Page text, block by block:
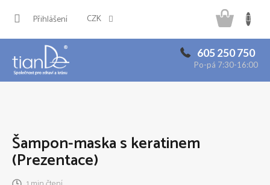
CZK
Přihlášení
605 250 750
Po-pá 7:30-16:00
košík
Šampon-maska s keratinem
(Prezentace)